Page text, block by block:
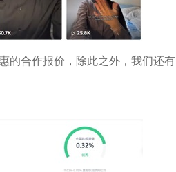
的合作报价，除此之外，我们还有